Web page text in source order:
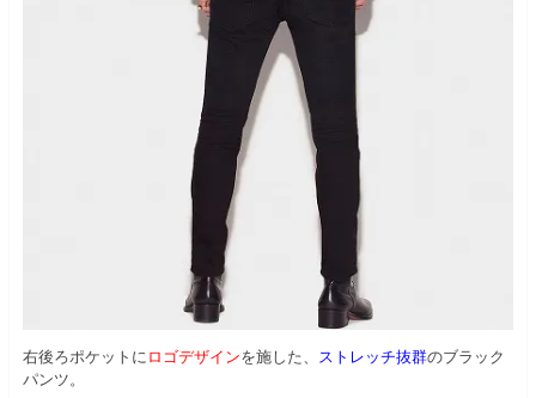
右後ろポケットにロゴデザインを施した、 ストレッチ抜群のブラック
パンツ。